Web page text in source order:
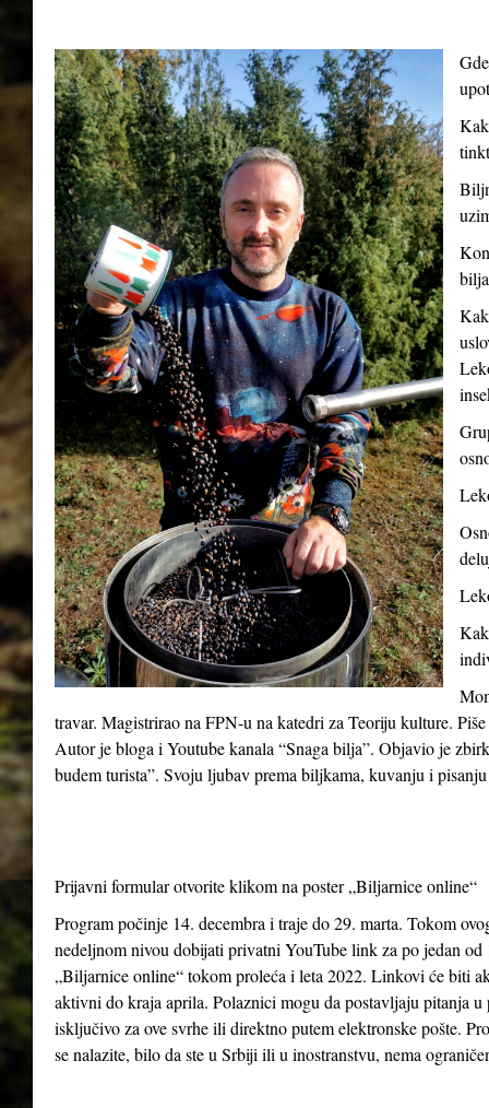
travar. Magistrirao na FPN-u na katedri za Teoriju kulture.
Autor je bloga i Youtube kanala “Snaga bilja”. Objavio je
budem turista”. Svoju ljubav prema biljkama, kuvanju i
Prijavni formular otvorite klikom na poster „Biljarnice online“
Program počinje 14. decembra i traje do 29. marta. Tokom
nedeljnom nivou dobijati privatni YouTube link za po jedan
„Biljarnice online“ tokom proleća i leta 2022. Linkovi će biti
aktivni do kraja aprila. Polaznici mogu da postavljaju pitanja
isključivo za ove svrhe ili direktno putem elektronske pošte.
se nalazite, bilo da ste u Srbiji ili u inostranstvu, nema